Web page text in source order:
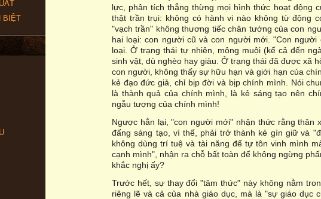
BIỆT
lực, phân tích thẳng thừng mọi hình thức hoạt động
thật trần trụi: không có hành vi nào không từ động
"vạch trần" không thương tiếc chân tướng của con
hai loại: con người cũ và con người mới. "Con người
loại. Ở trạng thái tự nhiên, mông muội (kể cả đến
sinh vật, dù nghèo hay giàu. Ở trạng thái đã được xã
con người, không thấy sự hữu hạn và giới hạn của
kẻ đạo đức giả, chỉ bịp đời và bịp chính mình. Nói
là thành quả của chính mình, là kẻ sáng tạo nên
ngẫu tượng của chính mình!
Ngược hẳn lại, "con người mới" nhận thức rằng thân
đấng sáng tạo, vì thế, phải trở thành kẻ gìn giữ và
không dùng trí tuệ và tài năng để tự tôn vinh mình
cạnh mình", nhận ra chỗ bất toàn để không ngừng
khắc nghị ấy?
Trước hết, sự thay đổi "tâm thức" này không nằm
riêng lẽ và cả của nhà giáo dục, mà là "sự giáo dục